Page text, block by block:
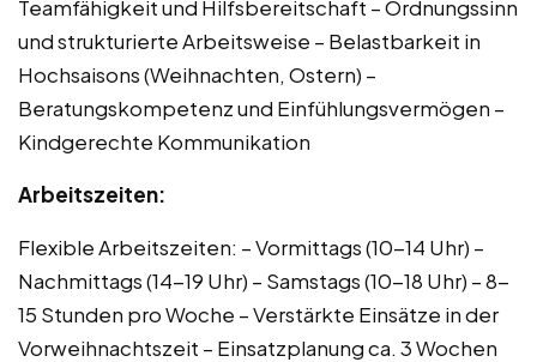
Teamfähigkeit und Hilfsbereitschaft – Ordnungssinn
und strukturierte Arbeitsweise – Belastbarkeit in
Hochsaisons (Weihnachten, Ostern) –
Beratungskompetenz und Einfühlungsvermögen –
Kindgerechte Kommunikation
Arbeitszeiten:
Flexible Arbeitszeiten: – Vormittags (10-14 Uhr) –
Nachmittags (14-19 Uhr) – Samstags (10-18 Uhr) – 8-
15 Stunden pro Woche – Verstärkte Einsätze in der
Vorweihnachtszeit – Einsatzplanung ca. 3 Wochen